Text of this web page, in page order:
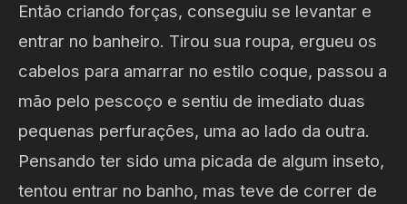
Então criando forças, conseguiu se levantar e
entrar no banheiro. Tirou sua roupa, ergueu os
cabelos para amarrar no estilo coque, passou a
mão pelo pescoço e sentiu de imediato duas
pequenas perfurações, uma ao lado da outra.
Pensando ter sido uma picada de algum inseto,
tentou entrar no banho, mas teve de correr de